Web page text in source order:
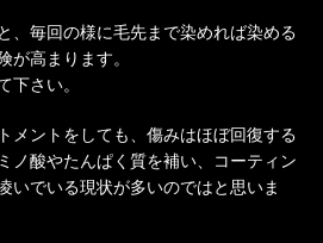
、毎回の様に毛先まで染めれば染める
高まります。
さい。
メントをしても、傷みはほぼ回復する
ノ酸やたんぱく質を補い、コーティン
いでいる現状が多いのではと思いま